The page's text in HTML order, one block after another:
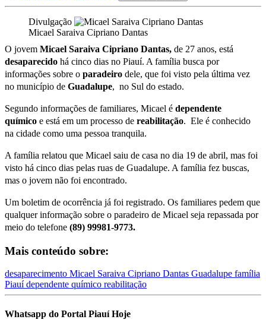
Divulgação
Micael Saraiva Cipriano Dantas
O jovem Micael Saraiva Cipriano Dantas, de 27 anos, está
desaparecido há cinco dias no Piauí. A família busca por
informações sobre o paradeiro dele, que foi visto pela última vez
no município de Guadalupe, no Sul do estado.
Segundo informações de familiares, Micael é dependente
químico e está em um processo de reabilitação. Ele é conhecido
na cidade como uma pessoa tranquila.
A família relatou que Micael saiu de casa no dia 19 de abril, mas foi
visto há cinco dias pelas ruas de Guadalupe. A família fez buscas,
mas o jovem não foi encontrado.
Um boletim de ocorrência já foi registrado. Os familiares pedem que
qualquer informação sobre o paradeiro de Micael seja repassada por
meio do telefone (89) 99981-9773.
Mais conteúdo sobre:
desaparecimento Micael Saraiva Cipriano Dantas Guadalupe família
Piauídependente químico reabilitação
Whatsapp do Portal Piauí Hoje